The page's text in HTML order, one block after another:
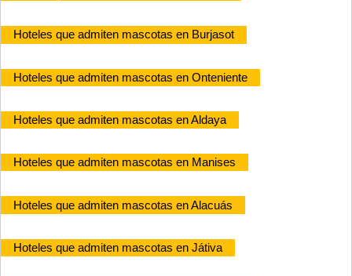
Hoteles que admiten mascotas en Burjasot
Hoteles que admiten mascotas en Onteniente
Hoteles que admiten mascotas en Aldaya
Hoteles que admiten mascotas en Manises
Hoteles que admiten mascotas en Alacuás
Hoteles que admiten mascotas en Játiva